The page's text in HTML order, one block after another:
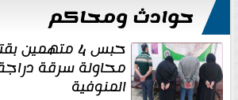
حوادث ومحاكم
حبس 4
محاولة سرقة
المنوفية